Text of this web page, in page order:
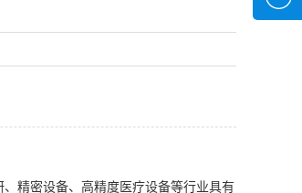
精密设备、高精度医疗设备等行业具有